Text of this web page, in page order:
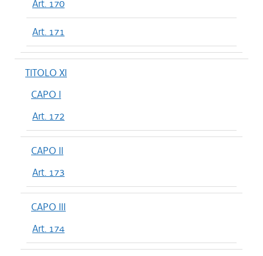
Art. 170
Art. 171
TITOLO XI
CAPO I
Art. 172
CAPO II
Art. 173
CAPO III
Art. 174